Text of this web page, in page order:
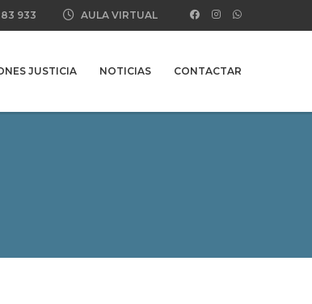
AULA VIRTUAL
933
JUSTICIA NOTICIAS CONTACTAR